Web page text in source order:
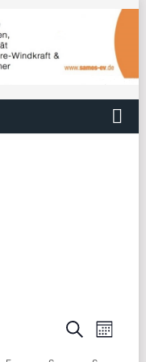
SUCHE
Suche
Monat